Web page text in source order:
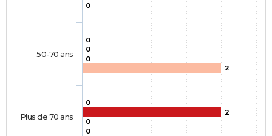
0
0
0
2
0
0
0
2
0
50-70 ans
Plus de 70 ans